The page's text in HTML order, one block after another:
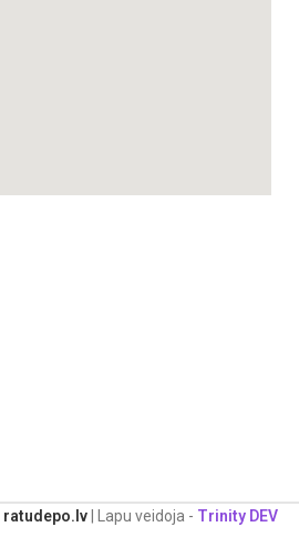
ratudepo.lv | Lapu veidoja - Trinity DEV